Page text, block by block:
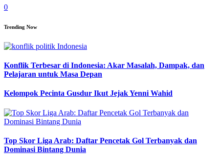
0
Trending Now
Konflik Terbesar di Indonesia: Akar Masalah, Dampak, dan
Pelajaran untuk Masa Depan
Kelompok Pecinta Gusdur Ikut Jejak Yenni Wahid
Top Skor Liga Arab: Daftar Pencetak Gol Terbanyak dan
Dominasi Bintang Dunia